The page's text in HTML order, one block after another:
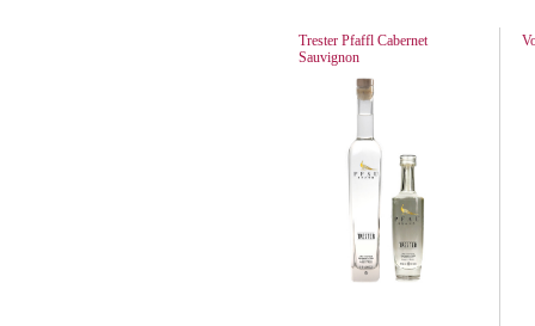
Trester Pfaffl Cabernet
Sauvignon